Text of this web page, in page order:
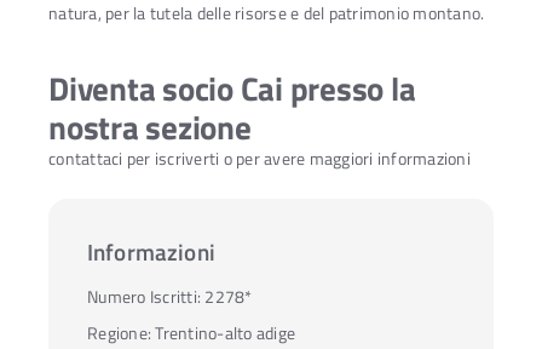
natura, per la tutela delle risorse e del patrimonio montano.
Diventa socio Cai presso la
nostra sezione
contattaci per iscriverti o per avere maggiori informazioni
Informazioni
Regione:Trentino-alto adige
Numero Iscritti: 2278*